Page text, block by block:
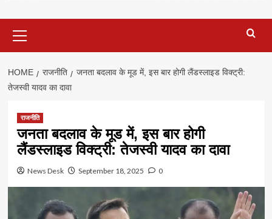
Menu
HOME राजनीति
जनता बदलाव के मूड में, इस बार होगी लैंडस्लाइड विक्ट्री:
तेजस्वी यादव का दावा
राजनीति
जनता बदलाव के मूड में, इस बार होगी
लैंडस्लाइड विक्ट्री: तेजस्वी यादव का दावा
News Desk September 18, 2025 0